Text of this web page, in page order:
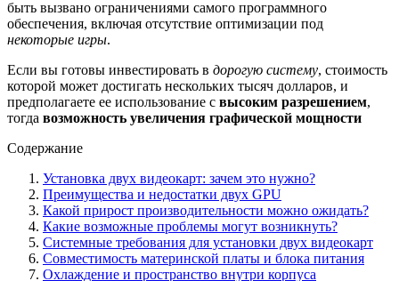
быть вызвано ограничениями самого программного
обеспечения, включая отсутствие оптимизации под
некоторые игры.
Если вы готовы инвестировать в дорогую систему, стоимость
которой может достигать нескольких тысяч долларов, и
предполагаете ее использование с высоким разрешением,
тогда возможность увеличения графической мощности
Содержание
Установка двух видеокарт: зачем это нужно?
Преимущества и недостатки двух GPU
Какой прирост производительности можно ожидать?
Какие возможные проблемы могут возникнуть?
Системные требования для установки двух видеокарт
Совместимость материнской платы и блока питания
Охлаждение и пространство внутри корпуса